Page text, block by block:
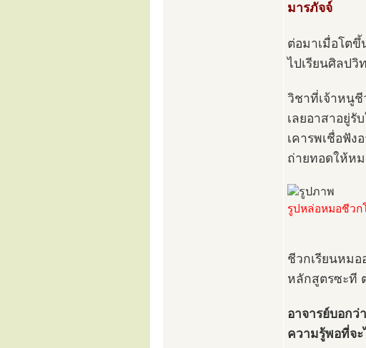
มารภัจจ์
ต่อมาเมื่อโตขึ้
ไปเรียนศิลปวิ
วิชาที่เจ้าหนูชี
เลยอาสาอยู่รั
เคารพเชื่อฟัง
ถ่ายทอดให้ห
รูปหล่อหมอชีวก
ชีวกเรียนหมอ
หลักสูตรซะที
อาจารย์บอกว่
ความรู้พอที่จ